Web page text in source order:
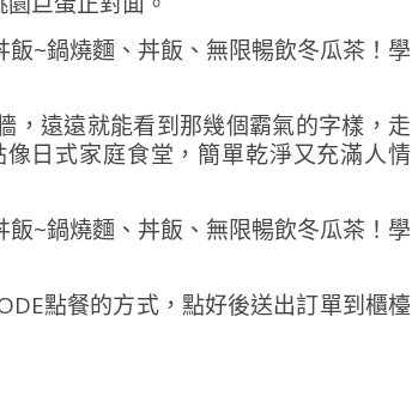
，遠遠就能看到那幾個霸氣的字樣，走
日式家庭食堂，簡單乾淨又充滿人情
點餐的方式，點好後送出訂單到櫃檯